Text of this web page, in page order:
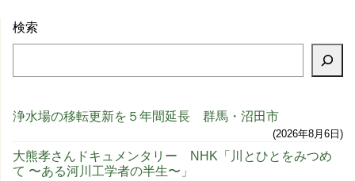
検索
浄水場の移転更新を５年間延長 群馬・沼田市
2026年8月6日
大熊孝さんドキュメンタリー NHK「川とひとをみつめ
て 〜ある河川工学者の半生〜」